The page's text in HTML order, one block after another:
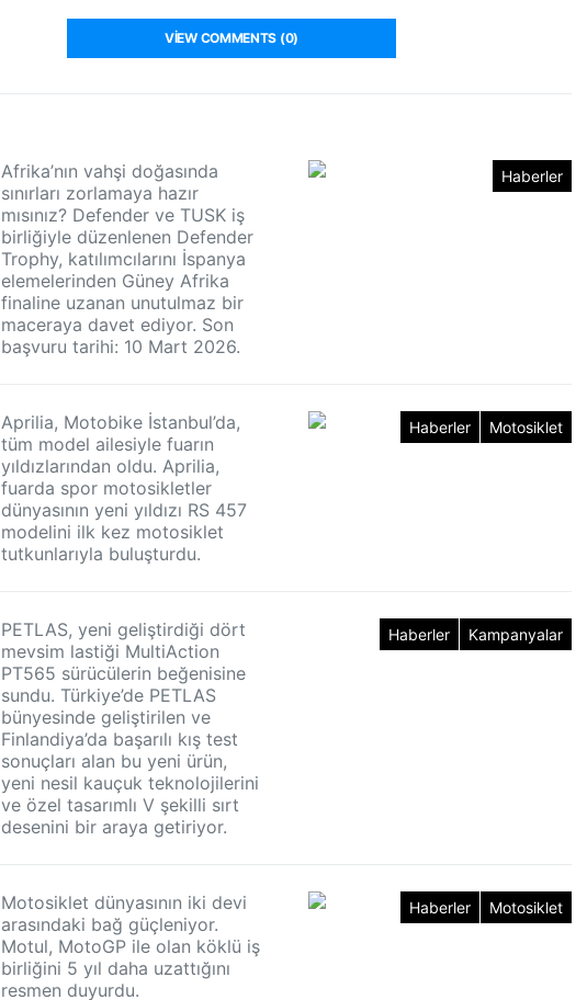
VIEW COMMENTS (0)
Haberler
Afrika’nın vahşi doğasında
sınırları zorlamaya hazır
mısınız? Defender ve TUSK iş
birliğiyle düzenlenen Defender
Trophy, katılımcılarını İspanya
elemelerinden Güney Afrika
finaline uzanan unutulmaz bir
maceraya davet ediyor. Son
başvuru tarihi: 10 Mart 2026.
Haberler Motosiklet
Aprilia, Motobike İstanbul’da,
tüm model ailesiyle fuarın
yıldızlarından oldu. Aprilia,
fuarda spor motosikletler
dünyasının yeni yıldızı RS 457
modelini ilk kez motosiklet
tutkunlarıyla buluşturdu.
Haberler Kampanyalar
PETLAS, yeni geliştirdiği dört
mevsim lastiği MultiAction
PT565 sürücülerin beğenisine
sundu. Türkiye’de PETLAS
bünyesinde geliştirilen ve
Finlandiya’da başarılı kış test
sonuçları alan bu yeni ürün,
yeni nesil kauçuk teknolojilerini
ve özel tasarımlı V şekilli sırt
desenini bir araya getiriyor.
Haberler Motosiklet
Motosiklet dünyasının iki devi
arasındaki bağ güçleniyor.
Motul, MotoGP ile olan köklü iş
birliğini 5 yıl daha uzattığını
resmen duyurdu.